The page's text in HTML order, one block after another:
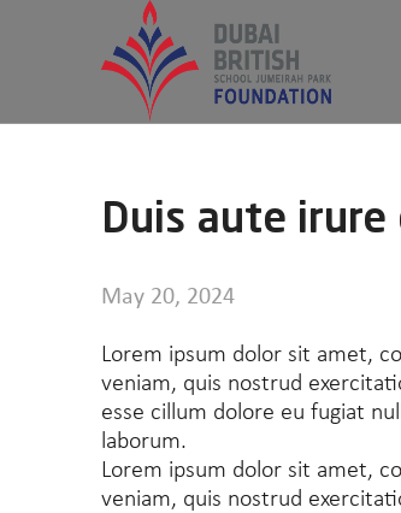
Duis aute
May 20, 2024
Lorem ipsum dolor sit amet,
veniam, quis nostrud
esse cillum dolore eu fugiat
laborum.
Lorem ipsum dolor sit amet,
veniam, quis nostrud